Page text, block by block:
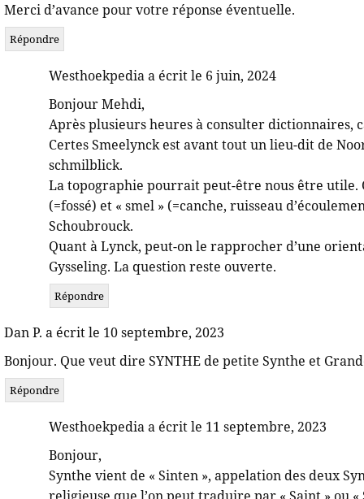
Merci d’avance pour votre réponse éventuelle.
Répondre
Westhoekpedia a écrit le 6 juin, 2024
Bonjour Mehdi,
Après plusieurs heures à consulter dictionnaires,
Certes Smeelynck est avant tout un lieu-dit de
schmilblick.
La topographie pourrait peut-être nous être utile.
(=fossé) et « smel » (=canche, ruisseau
Schoubrouck.
Quant à Lynck, peut-on le rapprocher d’une
Gysseling. La question reste ouverte.
Répondre
Dan P. a écrit le 10 septembre, 2023
Bonjour. Que veut dire SYNTHE de petite Synthe et
Répondre
Westhoekpedia a écrit le 11 septembre, 2023
Bonjour,
Synthe vient de « Sinten », appelation des deux